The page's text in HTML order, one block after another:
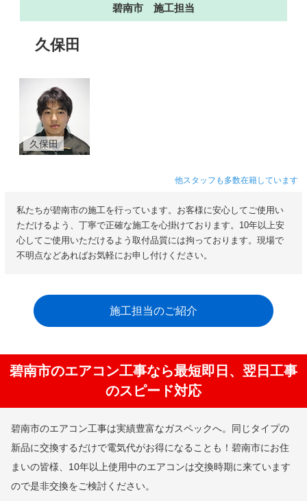
碧南市 施工担当
久保田
久保田
他スタッフも多数在籍しています
私たちが碧南市の施工を行っています。お客様に安心してご使用い
ただけるよう、丁寧で正確な施工を心掛けております。10年以上安
心してご使用いただけるよう取付品質には拘っております。現場で
不明点などあればお気軽にお申し付けください。
施工担当のご紹介
碧南市のエアコン工事なら最短即日、翌日工事
のスピード対応
碧南市のエアコン工事は実績豊富なガスペックへ。同じタイプの
新品に交換するだけで電気代がお得になることも！碧南市にお住
まいの皆様、10年以上使用中のエアコンは交換時期に来ています
ので是非交換をご検討ください。